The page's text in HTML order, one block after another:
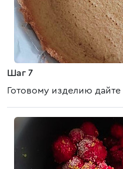
Шаг 7
Готовому изделию дайте